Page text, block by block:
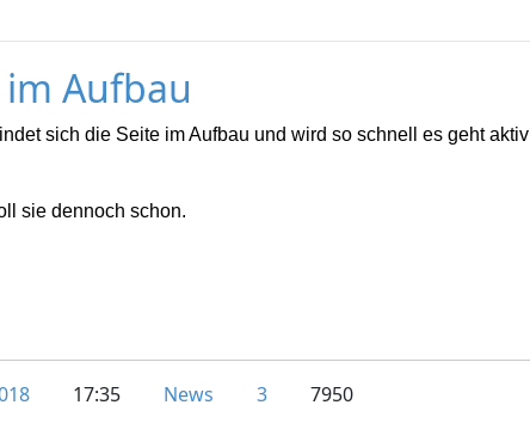
Aufbau
sich die Seite im Aufbau und wird so schnell es geht aktiv
sie dennoch schon.
17:35 News 3 7950